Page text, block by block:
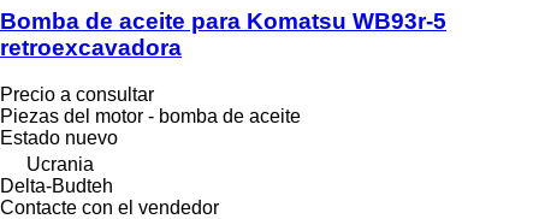
Bomba de aceite para Komatsu WB93r-5
retroexcavadora
Precio a consultar
Piezas del motor - bomba de aceite
Estado nuevo
Ucrania
Delta-Budteh
Contacte con el vendedor